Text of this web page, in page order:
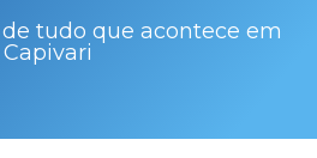
tudo que acontece em
Capivari